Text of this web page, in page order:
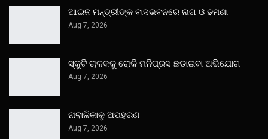
ଆଇନ ମନ୍ତ୍ରୀଙ୍କ ବାସଭବନରେ ନାଗ ଓ ଢମଣା
Aug 7, 2026
ସ୍କୁଟି ଚାଳକକୁ ରୋକି ମନିପ୍ରସ ଛଡାଇବା ଅଭିଯୋଗ
Aug 7, 2026
ନାବାଳିକାକୁ ଅପହରଣ
Aug 7, 2026